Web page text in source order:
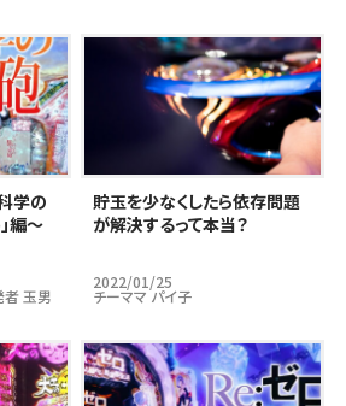
学の
編～
者 玉男
貯玉を少なくしたら依存問題
が解決するって本当？
2022/01/25
チーママ パイ子